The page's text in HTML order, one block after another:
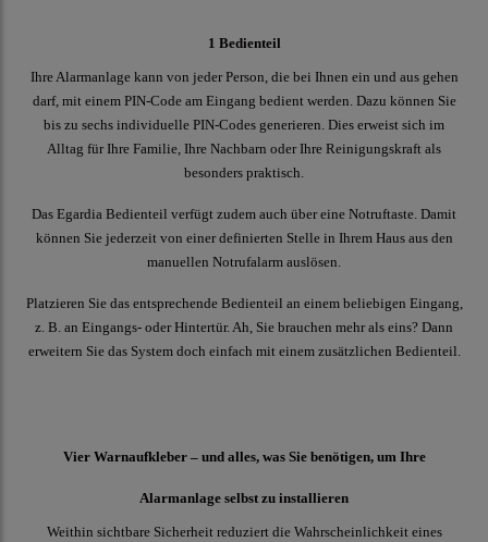
1 Bedienteil
Ihre Alarmanlage kann von jeder Person, die bei Ihnen ein und aus gehen
darf, mit einem PIN-Code am Eingang bedient werden. Dazu können Sie
bis zu sechs individuelle PIN-Codes generieren. Dies erweist sich im
Alltag für Ihre Familie, Ihre Nachbarn oder Ihre Reinigungskraft als
besonders praktisch.
Das Egardia Bedienteil verfügt zudem auch über eine Notruftaste. Damit
können Sie jederzeit von einer definierten Stelle in Ihrem Haus aus den
manuellen Notrufalarm auslösen.
Platzieren Sie das entsprechende Bedienteil an einem beliebigen Eingang,
z. B. an Eingangs- oder Hintertür. Ah, Sie brauchen mehr als eins? Dann
erweitern Sie das System doch einfach mit einem zusätzlichen Bedienteil.
Vier Warnaufkleber – und alles, was Sie benötigen, um Ihre
Alarmanlage selbst zu installieren
Weithin sichtbare Sicherheit reduziert die Wahrscheinlichkeit eines